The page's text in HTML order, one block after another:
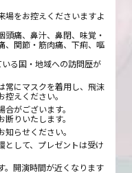
場をお控えくださいますよ
痛、鼻汁、鼻閉、味覚・
、関節・筋肉痛、下痢、嘔
る国・地域への訪問歴が
常にマスクを着用し、飛沫
えください。
がございます。
りいたします。
らせください。
として、プレゼントは受け
。開演時間が近くなります